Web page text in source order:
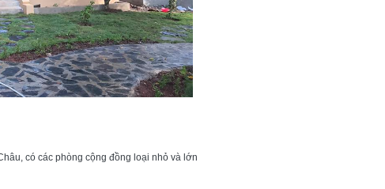
có các phòng cộng đồng loại nhỏ và lớn